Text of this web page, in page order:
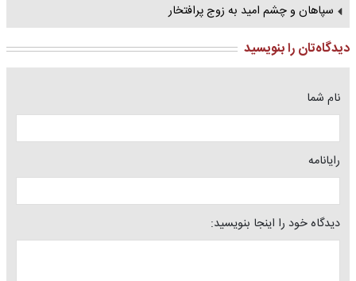
سپاهان و چشم امید به زوج پرافتخار
دیدگاه‌تان را بنویسید
نام شما
رایانامه
دیدگاه خود را اینجا بنویسید: